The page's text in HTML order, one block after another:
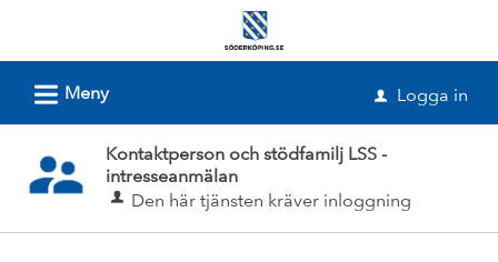
Söderköpings
L Meny u Logga in
Kontaktperson och stödfamilj LSS -
intresseanmälan
Den här tjänsten kräver inloggning